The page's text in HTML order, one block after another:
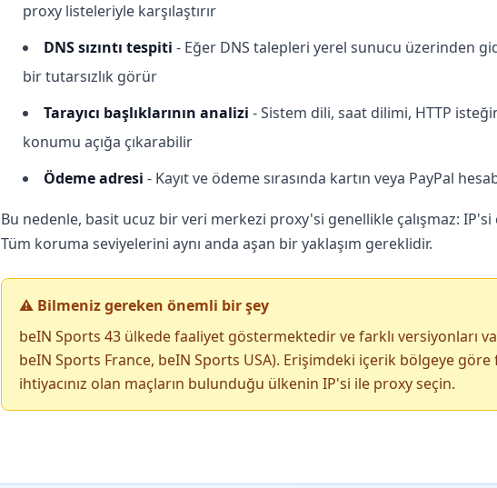
proxy listeleriyle karşılaştırır
DNS sızıntı tespiti - Eğer DNS talepleri yerel sunucu üzerinden
bir tutarsızlık görür
Tarayıcı başlıklarının analizi - Sistem dili, saat dilimi, HTTP
konumu açığa çıkarabilir
Ödeme adresi - Kayıt ve ödeme sırasında kartın veya PayPal
Bu nedenle, basit ucuz bir veri merkezi proxy'si genellikle çalışmaz: IP'si
Tüm koruma seviyelerini aynı anda aşan bir yaklaşım gereklidir.
⚠️ Bilmeniz gereken önemli bir şey
beIN Sports 43 ülkede faaliyet göstermektedir ve farklı versiyonları
beIN Sports France, beIN Sports USA). Erişimdeki içerik bölgeye
ihtiyacınız olan maçların bulunduğu ülkenin IP'si ile proxy seçin.